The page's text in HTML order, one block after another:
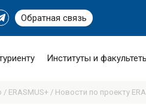
Обратная связь
Институты и
/ ERASMUS+ / Новости по проекту